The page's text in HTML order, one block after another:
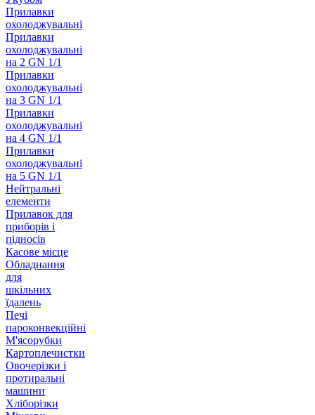
Прилавки
охолоджувальні
Прилавки
охолоджувальні
на 2 GN 1/1
Прилавки
охолоджувальні
на 3 GN 1/1
Прилавки
охолоджувальні
на 4 GN 1/1
Прилавки
охолоджувальні
на 5 GN 1/1
Нейтральні
елементи
Прилавок для
приборів і
підносів
Касове місце
Обладнання
для
шкільних
їдалень
Печі
пароконвекційні
М'ясорубки
Картоплечистки
Овочерізки і
протиральні
машини
Хліборізки